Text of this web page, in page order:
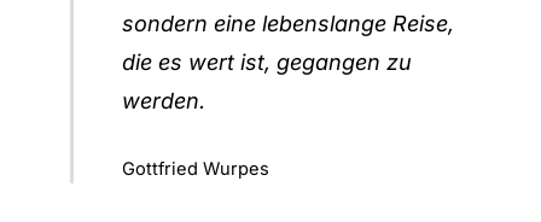
sondern eine lebenslange Reise,
die es wert ist, gegangen zu
werden.
Gottfried Wurpes